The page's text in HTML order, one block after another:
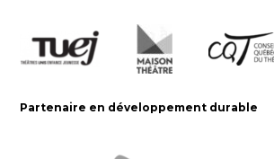
Partenaire en développement durable